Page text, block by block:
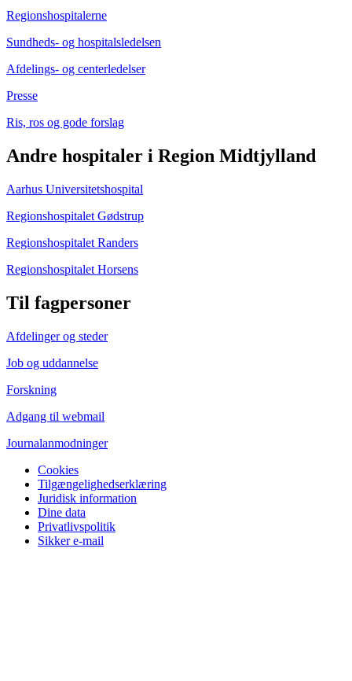
Regionshospitalerne
Sundheds- og hospitalsledelsen
Afdelings- og centerledelser
Presse
Ris, ros og gode forslag
Andre hospitaler i Region Midtjylland
Aarhus Universitetshospital
Regionshospitalet Gødstrup
Regionshospitalet Randers
Regionshospitalet Horsens
Til fagpersoner
Afdelinger og steder
Job og uddannelse
Forskning
Adgang til webmail
Journalanmodninger
Cookies
Tilgængelighedserklæring
Juridisk information
Dine data
Privatlivspolitik
Sikker e-mail